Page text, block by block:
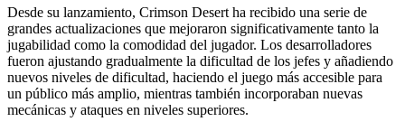
Desde su lanzamiento, Crimson Desert ha recibido una serie de
grandes actualizaciones que mejoraron significativamente tanto la
jugabilidad como la comodidad del jugador. Los desarrolladores
fueron ajustando gradualmente la dificultad de los jefes y añadiendo
nuevos niveles de dificultad, haciendo el juego más accesible para
un público más amplio, mientras también incorporaban nuevas
mecánicas y ataques en niveles superiores.